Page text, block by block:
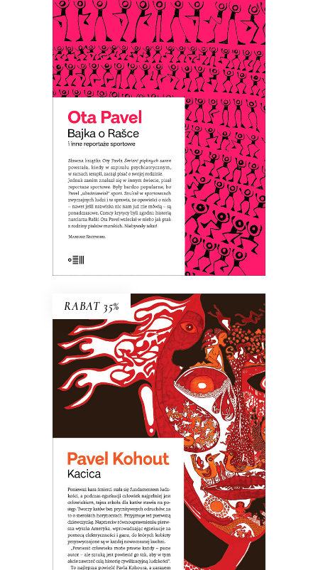
E-BOOK DO KOSZYKA
BAJKA O RAŠCE
Ota Pavel pisał reportaże sportowe,
które były popularne, bo ich autor
„ubaśniawiał” sport. Dzięki temu te
opowieści o sportowcach – nawet jeśli
ich nazwiska nic nam już nie mówią – są
ponadczasowe.
RABAT 35%
KACICA
Opowieść o dziewczynce, która nie
zdała do liceum teatralnego, więc
poszła do szkoły dla katów. Arcydzieło
czarnego humoru!
48.00zł 31.20 zł
KSIĄŻKA DO KOSZYKA